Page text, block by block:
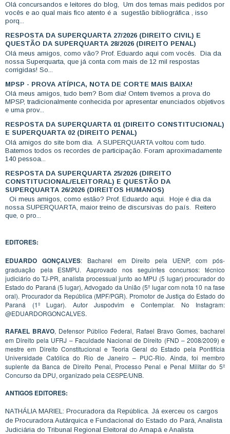
Olá concursandos e leitores do blog, Um dos temas mais pedidos por
vocês e ao qual mais fico atento é a sugestão bibliográfica , isso
porq...
RESPOSTA DA SUPERQUARTA 27/2026 (DIREITO CIVIL) E
QUESTÃO DA SUPERQUARTA 28/2026 (DIREITO PENAL)
Olá meus amigos, como vão? Prof. Eduardo aqui com vocês. Dia da
nossa Superquarta, que já conta com mais de 12 mil respostas
corrigidas! So...
MPSP - PROVA ATÍPICA, NOTA DE CORTE MAIS BAIXA!
Olá meus amigos, tudo bem? Bom dia! Ontem tivemos a prova do
MPSP, tradicionalmente conhecida por apresentar enunciados objetivos
e uma prov...
RESPOSTA DA SUPERQUARTA 01 (DIREITO CONSTITUCIONAL)
E SUPERQUARTA 02 (DIREITO PENAL)
Olá amigos do site bom dia. A SUPERQUARTA voltou com tudo.
Batemos todos os recordes de participação. Foram aproximadamente
140 pessoa...
RESPOSTA DA SUPERQUARTA 25/2026 (DIREITO
CONSTITUCIONAL/ELEITORAL) E QUESTÃO DA
SUPERQUARTA 26/2026 (DIREITOS HUMANOS)
Oi meus amigos, como estão? Prof. Eduardo aqui. Hoje é dia da
nossa SUPERQUARTA, maior treino de discursivas do país. Reitero
que, o pro...
EDITORES:
EDUARDO GONÇALVES: Bacharel em Direito pela UENP, com pós-
graduação pela ESMPU. Aaprovado nos seguintes concursos: técnico
judiciário do TJ-PR, analista processual junto ao MPU (5 lugar) procurador do
Estado do Paraná (5 lugar), Advogado da União (5º lugar com nota 10 na fase
oral). Procurador da República (MPF/PGR). Promotor de Justiça do Estado do
Paraná (1º Lugar). Autor Juspodvim e Contemplar. No Instagram:
@EDUARDORGONCALVES.
RAFAEL BRAVO, Defensor Público Federal, Rafael Bravo Gomes, bacharel
em Direito pela UFRJ – Faculdade Nacional de Direito (FND – 2008/2009) e
mestre em Direito Constitucional e Teoria Geral do Estado pela Pontifícia
Universidade Católica do Rio de Janeiro – PUC-Rio. Ainda, foi membro
suplente da Banca de Direito Penal, Processo Penal e Penal Militar do 5º
Concurso da DPU, organizado pela CESPE/UNB.
ANTIGOS EDITORES:
NATHÁLIA MARIEL: Procuradora da República. Já exerceu os cargos
de Procuradora Autárquica e Fundacional do Estado do Pará, Analista
Judiciária do Tribunal Regional Eleitoral do Amapá e Analista